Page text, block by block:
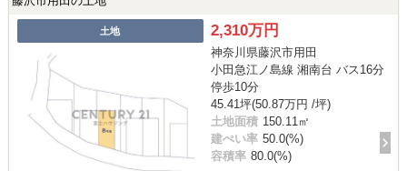
土地 2,310万円
神奈川県藤沢市用田
小田急江ノ島線 湘南台 バス16分
停歩10分
45.41坪(50.87万円 /坪)
土地面積 150.11㎡
建ぺい率 50.0(%)
容積率 80.0(%)